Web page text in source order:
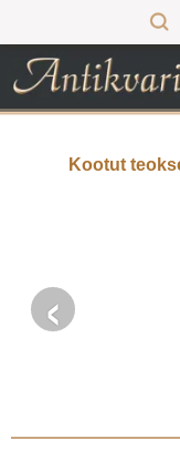
Kootut
‹